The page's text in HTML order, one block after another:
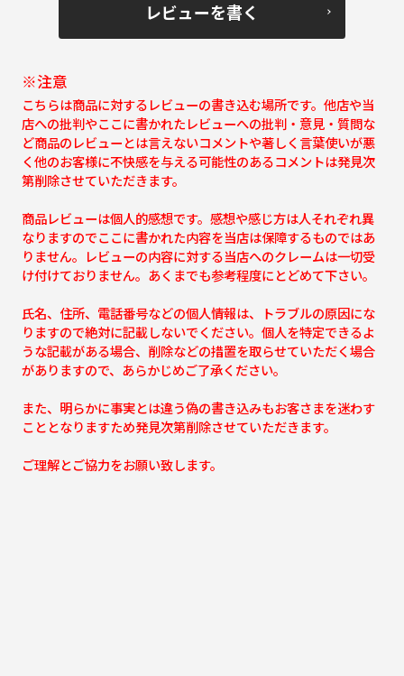
レビューを書く
※注意
こちらは商品に対するレビューの書き込む場所です。他店や当
店への批判やここに書かれたレビューへの批判・意見・質問な
ど商品のレビューとは言えないコメントや著しく言葉使いが悪
く他のお客様に不快感を与える可能性のあるコメントは発見次
第削除させていただきます。
商品レビューは個人的感想です。感想や感じ方は人それぞれ異
なりますのでここに書かれた内容を当店は保障するものではあ
りません。レビューの内容に対する当店へのクレームは一切受
け付けておりません。あくまでも参考程度にとどめて下さい。
氏名、住所、電話番号などの個人情報は、トラブルの原因にな
りますので絶対に記載しないでください。個人を特定できるよ
うな記載がある場合、削除などの措置を取らせていただく場合
がありますので、あらかじめご了承ください。
また、明らかに事実とは違う偽の書き込みもお客さまを迷わす
こととなりますため発見次第削除させていただきます。
ご理解とご協力をお願い致します。